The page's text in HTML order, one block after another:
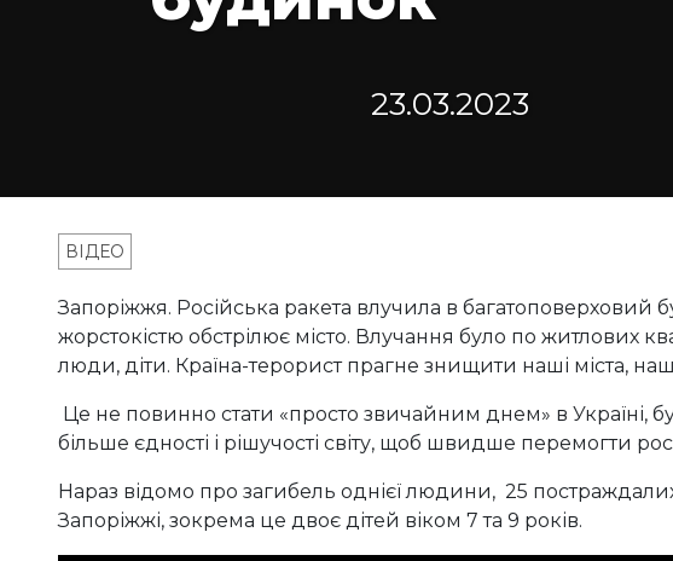
23.03.2023
ВІДЕО
Запоріжжя. Російська ракета влучила в багатоповерховий
жорстокістю обстрілює місто. Влучання було по житлових
люди, діти. Країна-терорист прагне знищити наші міста,
Це не повинно стати «просто звичайним днем» в Україні,
більше єдності і рішучості світу, щоб швидше перемогти
Нараз відомо про загибель однієї людини, 25
Запоріжжі, зокрема це двоє дітей віком 7 та 9 років.